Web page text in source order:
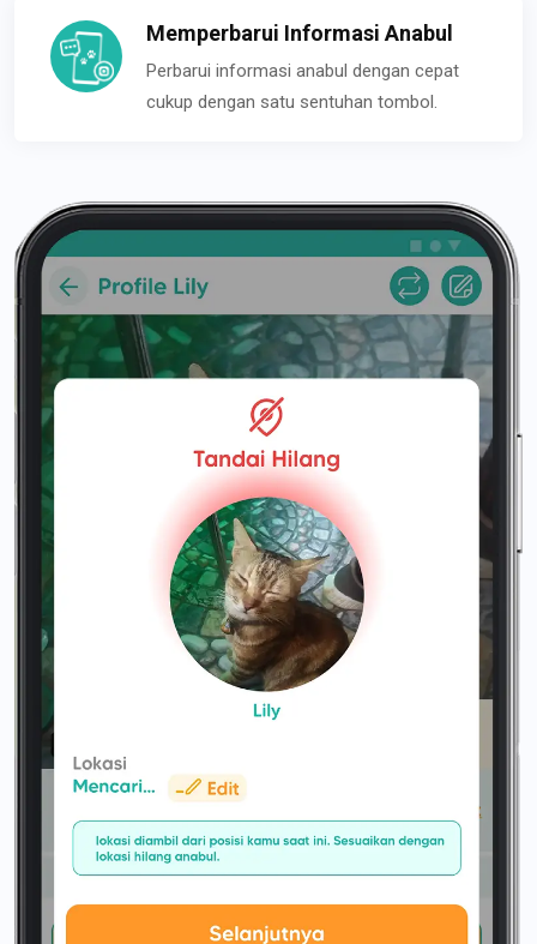
Memperbarui Informasi Anabul
Perbarui informasi anabul dengan cepat
cukup dengan satu sentuhan tombol.